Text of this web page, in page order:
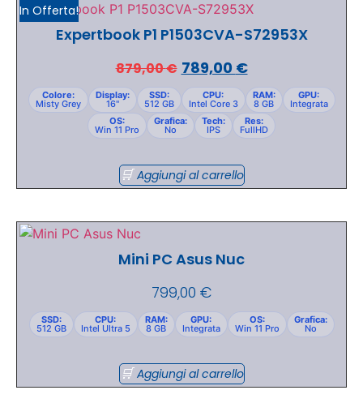
In Offerta!
Expertbook P1 P1503CVA-S72953X
879,00€ 789,00 €
Colore:
Misty Grey
Display:
16"
SSD:
512 GB
CPU:
Intel Core 3
RAM:
8 GB
GPU:
Integrata
OS:
Win 11 Pro
Grafica:
No
Tech:
IPS
Res:
FullHD
Aggiungi al carrello
Mini PC Asus Nuc
799,00 €
SSD:
512 GB
CPU:
Intel Ultra 5
RAM:
8 GB
GPU:
Integrata
OS:
Win 11 Pro
Grafica:
No
Aggiungi al carrello